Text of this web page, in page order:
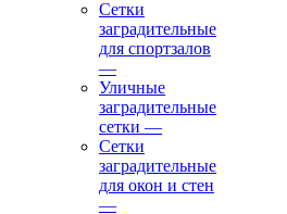
Сетки
заградительные
для спортзалов
—
Уличные
заградительные
сетки —
Сетки
заградительные
для окон и стен
—